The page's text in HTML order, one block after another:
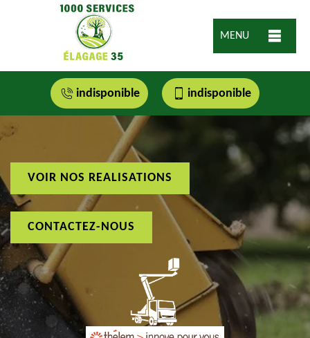
MENU
indisponible indisponible
VOIR NOS REALISATIONS
CONTACTEZ-NOUS